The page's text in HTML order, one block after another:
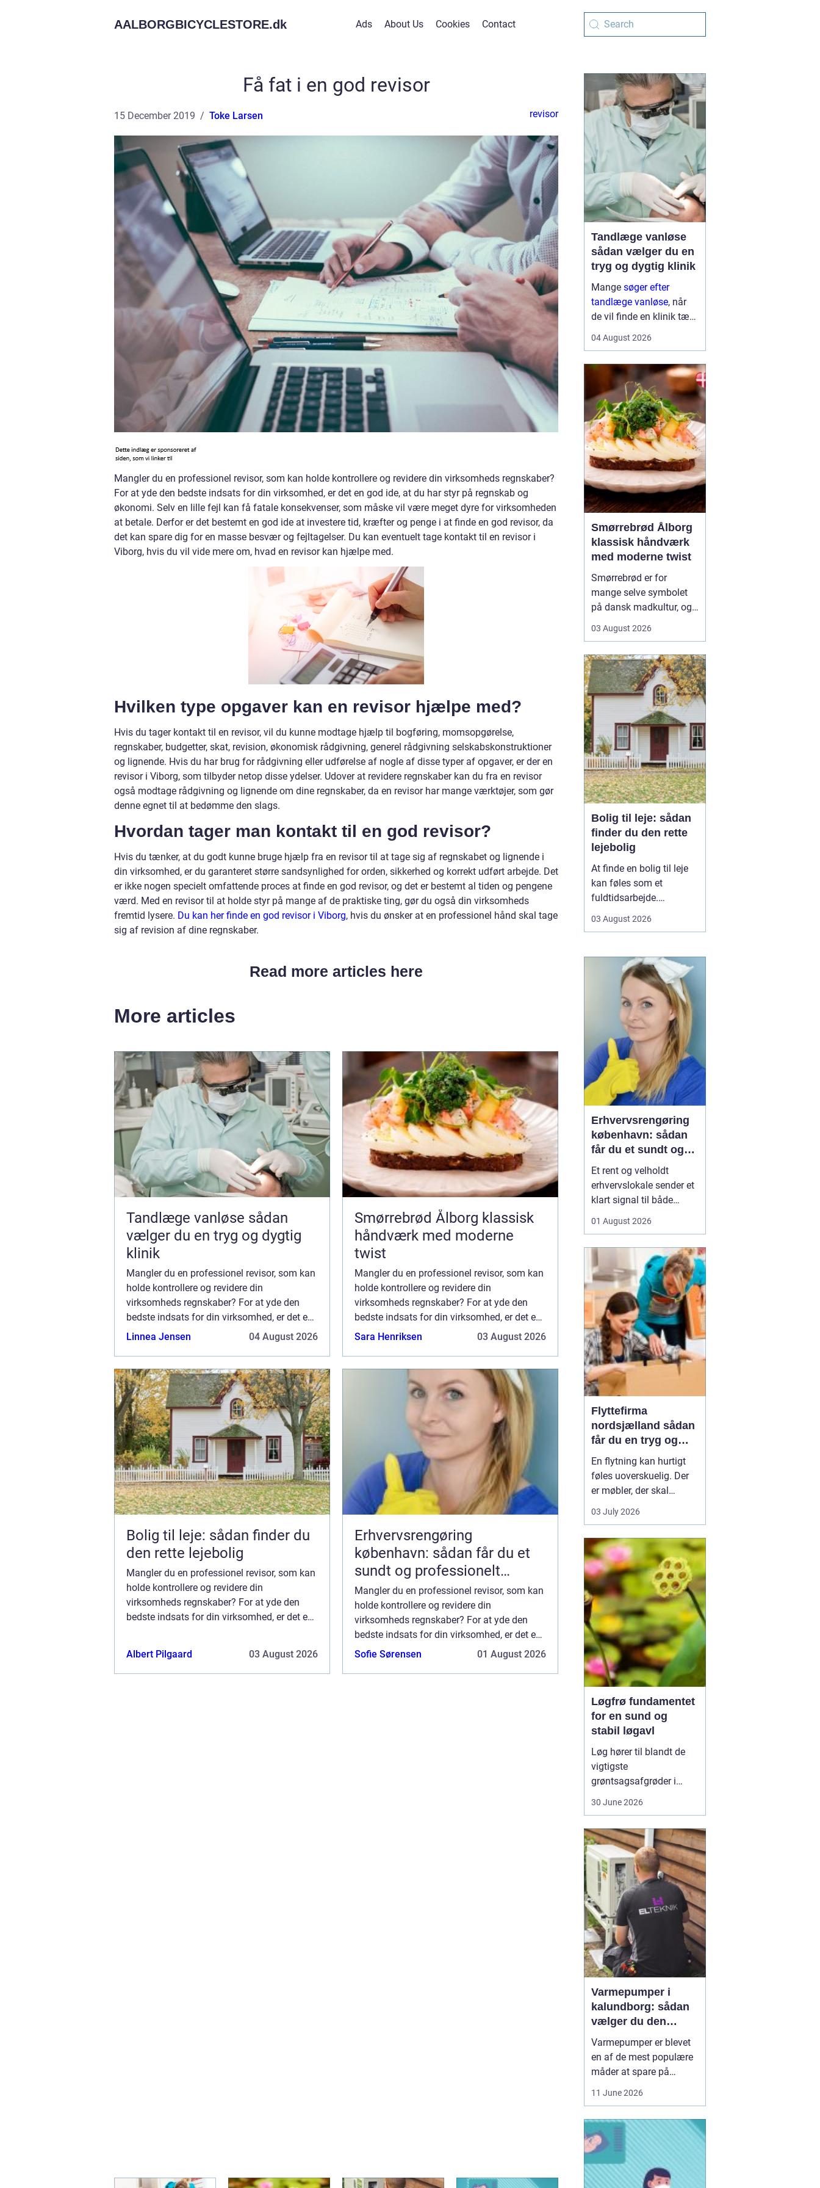
AALBORGBICYCLESTORE.dk Ads About Us Cookies Contact
Få fat i en god revisor
15 December 2019 Toke Larsen revisor
Mangler du en professionel revisor, som kan holde kontrollere og revidere din virksomheds regnskaber?
For at yde den bedste indsats for din virksomhed, er det en god ide, at du har styr på regnskab og
økonomi. Selv en lille fejl kan få fatale konsekvenser, som måske vil være meget dyre for virksomheden
at betale. Derfor er det bestemt en god ide at investere tid, kræfter og penge i at finde en god revisor, da
det kan spare dig for en masse besvær og fejltagelser. Du kan eventuelt tage kontakt til en revisor i
Viborg, hvis du vil vide mere om, hvad en revisor kan hjælpe med.
Hvilken type opgaver kan en revisor hjælpe med?
Hvis du tager kontakt til en revisor, vil du kunne modtage hjælp til bogføring, momsopgørelse,
regnskaber, budgetter, skat, revision, økonomisk rådgivning, generel rådgivning selskabskonstruktioner
og lignende. Hvis du har brug for rådgivning eller udførelse af nogle af disse typer af opgaver, er der en
revisor i Viborg, som tilbyder netop disse ydelser. Udover at revidere regnskaber kan du fra en revisor
også modtage rådgivning og lignende om dine regnskaber, da en revisor har mange værktøjer, som gør
denne egnet til at bedømme den slags.
Hvordan tager man kontakt til en god revisor?
Hvis du tænker, at du godt kunne bruge hjælp fra en revisor til at tage sig af regnskabet og lignende i
din virksomhed, er du garanteret større sandsynlighed for orden, sikkerhed og korrekt udført arbejde. Det
er ikke nogen specielt omfattende proces at finde en god revisor, og det er bestemt al tiden og pengene
værd. Med en revisor til at holde styr på mange af de praktiske ting, gør du også din virksomheds
fremtid lysere. Du kan her finde en god revisor i Viborg, hvis du ønsker at en professionel hånd skal tage
sig af revision af dine regnskaber.
Read more articles here
More articles
Tandlæge vanløse sådan
vælger du en tryg og dygtig
klinik
Mangler du en professionel revisor, som kan
holde kontrollere og revidere din
virksomheds regnskaber? For at yde den
bedste indsats for din virksomhed, er det en
god ide, at du har styr på regnskab og
Linnea Jensen 04 August 2026
Smørrebrød Ålborg klassisk
håndværk med moderne
twist
Mangler du en professionel revisor, som kan
holde kontrollere og revidere din
virksomheds regnskaber? For at yde den
bedste indsats for din virksomhed, er det en
god ide, at du har styr på regnskab og
Sara Henriksen 03 August 2026
Bolig til leje: sådan finder du
den rette lejebolig
Mangler du en professionel revisor, som kan
holde kontrollere og revidere din
virksomheds regnskaber? For at yde den
bedste indsats for din virksomhed, er det en
Albert Pilgaard 03 August 2026
Erhvervsrengøring
københavn: sådan får du et
sundt og professionelt
arbejdsmiljø
Mangler du en professionel revisor, som kan
holde kontrollere og revidere din
virksomheds regnskaber? For at yde den
bedste indsats for din virksomhed, er det en
god ide, at du har styr på regnskab og
Sofie Sørensen 01 August 2026
Tandlæge vanløse
sådan vælger du en
tryg og dygtig klinik
Mange søger efter
tandlæge vanløse, når
de vil finde en klinik tæt
fagligt stærk og god til
flere handler valget ikke
kun om pris og
beliggenhed, men i h...
04 August 2026
Smørrebrød Ålborg
klassisk håndværk
med moderne twist
Smørrebrød er for
mange selve symbolet
på dansk madkultur, og i
i bedste velgående. Her
klassiske stykker med
sild, æg og rejer og nyere
udgaver med grøntsager,
specialiteter fra lokale
slagtere og kre...
03 August 2026
Bolig til leje: sådan
finder du den rette
lejebolig
At finde en bolig til leje
kan føles som et
fuldtidsarbejde.
priserne varierer, og det
gennemskue, hvad du
egentlig får for pengene.
Samtidig fylder
spørgsmål om
beliggenhed, ...
03 August 2026
Erhvervsrengøring
københavn: sådan
får du et sundt og
professionelt
arbejdsmiljø
Et rent og velholdt
erhvervslokale sender et
klart signal til både
Mange virksomheder i
først værdien af
professionel rengøring,
når støvniveauet stiger,
medarbejdere klager
over indeklimaet, eller
kunder kom...
01 August 2026
Flyttefirma
nordsjælland sådan
får du en tryg og
effektiv flytning
En flytning kan hurtigt
føles uoverskuelig. Der
er møbler, der skal
bæres, kasser der skal
pakkes, og ofte en stram
Mange i Nordsjælland
vælger derfor at bruge et
professionelt flyttefirma,
som kan tage sig af det
tunge arbej...
03 July 2026
Løgfrø fundamentet
for en sund og
stabil løgavl
Løg hører til blandt de
vigtigste
grøntsagsafgrøder i
ensartet løg ligger et
veludvikletLøgfrø, som
er tilpasset klima,
jordtype og
dyrkningssy...
30 June 2026
Varmepumper i
kalundborg: sådan
vælger du den
rigtige løsning
Varmepumper er blevet
en af de mest populære
måder at spare på
Kalundborg står over for
samme spørgsmål: Skal
vi skifte den gamle
varmekilde ud, og er en
11 June 2026